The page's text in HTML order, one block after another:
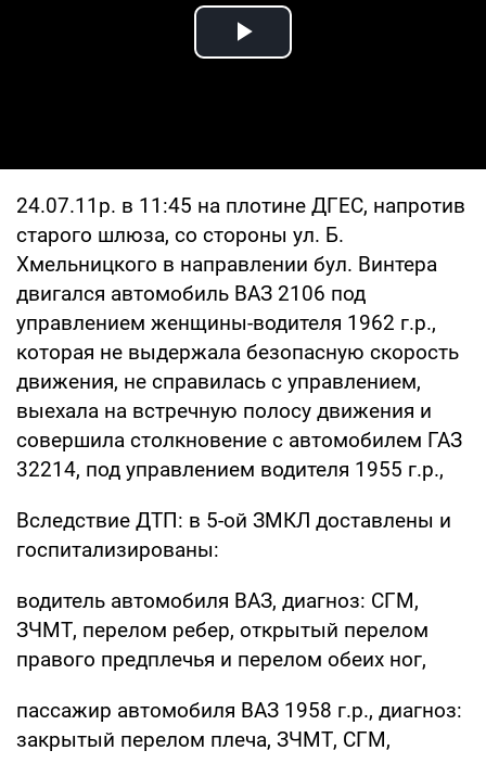
Play Video
24.07.11р. в 11:45 на плотине ДГЕС, напротив
старого шлюза, со стороны ул. Б.
Хмельницкого в направлении бул. Винтера
двигался автомобиль ВАЗ 2106 под
управлением женщины-водителя 1962 г.р.,
которая не выдержала безопасную скорость
движения, не справилась с управлением,
выехала на встречную полосу движения и
совершила столкновение с автомобилем ГАЗ
32214, под управлением водителя 1955 г.р.,
Вследствие ДТП: в 5-ой ЗМКЛ доставлены и
госпитализированы:
водитель автомобиля ВАЗ, диагноз: СГМ,
ЗЧМТ, перелом ребер, открытый перелом
правого предплечья и перелом обеих ног,
пассажир автомобиля ВАЗ 1958 г.р., диагноз:
закрытый перелом плеча, ЗЧМТ, СГМ,